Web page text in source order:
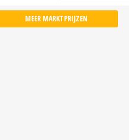
MEER MARKTPRIJZEN